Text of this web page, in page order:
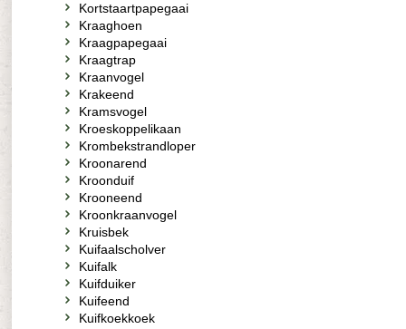
Kortstaartpapegaai
Kraaghoen
Kraagpapegaai
Kraagtrap
Kraanvogel
Krakeend
Kramsvogel
Kroeskoppelikaan
Krombekstrandloper
Kroonarend
Kroonduif
Krooneend
Kroonkraanvogel
Kruisbek
Kuifaalscholver
Kuifalk
Kuifduiker
Kuifeend
Kuifkoekkoek